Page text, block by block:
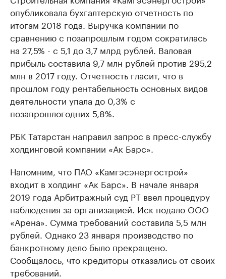
опубликовала бухгалтерскую отчетность по
итогам 2018 года. Выручка компании по
сравнению с позапрошлым годом сократилась
на 27,5% - с 5,1 до 3,7 млрд рублей. Валовая
прибыль составила 9,7 млн рублей против 295,2
млн в 2017 году. Отчетность гласит, что в
прошлом году рентабельность основных видов
деятельности упала до 0,3% с
позапрошлогодних 5,8%.
РБК Татарстан направил запрос в пресс-службу
холдинговой компании «Ак Барс».
Напомним, что ПАО «Камгэсэнергострой»
входит в холдинг «Ак Барс». В начале января
2019 года Арбитражный суд РТ ввел процедуру
наблюдения за организацией. Иск подало ООО
«Арена». Сумма требований составила 5,5 млн
рублей. Однако 23 января производство по
банкротному дело было прекращено.
Сообщалось, что кредиторы отказались от своих
требований.